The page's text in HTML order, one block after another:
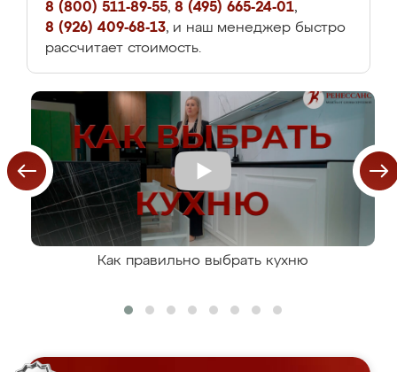
8 (800) 511-89-55, 8 (495) 665-24-01,
8 (926) 409-68-13, и наш менеджер быстро
рассчитает стоимость.
Как правильно выбрать кухню